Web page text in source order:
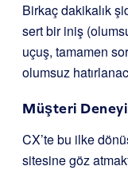
Birkaç dakikalık
sert bir iniş
uçuş, tamamen
olumsuz
Müşteri
CX’te bu ilke
sitesine göz